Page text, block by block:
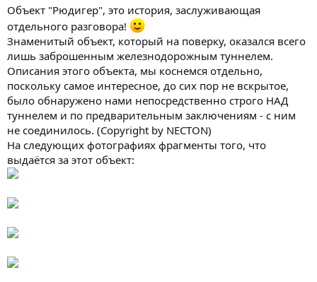
Объект "Рюдигер", это история, заслуживающая
отдельного разговора!
Знаменитый объект, который на поверку, оказался всего
лишь заброшенным железнодорожным туннелем.
Описания этого объекта, мы коснемся отдельно,
поскольку самое интересное, до сих пор не вскрытое,
было обнаружено нами непосредственно строго НАД
туннелем и по предварительным заключениям - с ним
не соединилось. (Copyright by NECTON)
На следующих фотографиях фрагменты того, что
выдаётся за этот объект: